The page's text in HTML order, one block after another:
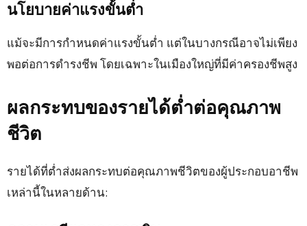
นโยบายค่าแรงขั้นต่ำ
แม้จะมีการกำหนดค่าแรงขั้นต่ำ แต่ในบางกรณีอาจไม่เพียง
พอต่อการดำรงชีพ โดยเฉพาะในเมืองใหญ่ที่มีค่าครองชีพสูง
ผลกระทบของรายได้ต่ำต่อคุณภาพ
ชีวิต
รายได้ที่ต่ำส่งผลกระทบต่อคุณภาพชีวิตของผู้ประกอบอาชีพ
เหล่านี้ในหลายด้าน: